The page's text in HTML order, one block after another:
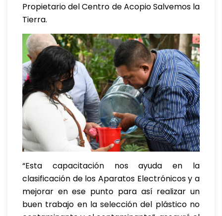
Propietario del Centro de Acopio Salvemos la
Tierra.
“Esta capacitación nos ayuda en la
clasificación de los Aparatos Electrónicos y a
mejorar en ese punto para así realizar un
buen trabajo en la selección del plástico no